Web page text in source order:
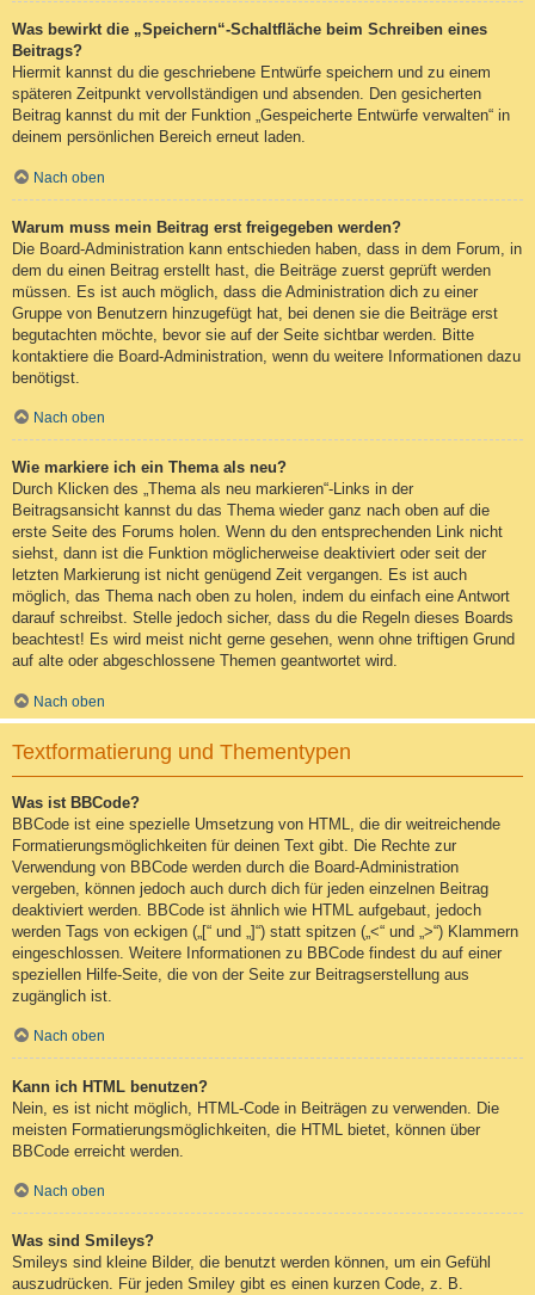
Was bewirkt die „Speichern“-Schaltfläche beim Schreiben eines
Beitrags?
Hiermit kannst du die geschriebene Entwürfe speichern und zu einem
späteren Zeitpunkt vervollständigen und absenden. Den gesicherten
Beitrag kannst du mit der Funktion „Gespeicherte Entwürfe verwalten“ in
deinem persönlichen Bereich erneut laden.
Nach oben
Warum muss mein Beitrag erst freigegeben werden?
Die Board-Administration kann entschieden haben, dass in dem Forum, in
dem du einen Beitrag erstellt hast, die Beiträge zuerst geprüft werden
müssen. Es ist auch möglich, dass die Administration dich zu einer
Gruppe von Benutzern hinzugefügt hat, bei denen sie die Beiträge erst
begutachten möchte, bevor sie auf der Seite sichtbar werden. Bitte
kontaktiere die Board-Administration, wenn du weitere Informationen dazu
benötigst.
Nach oben
Wie markiere ich ein Thema als neu?
Durch Klicken des „Thema als neu markieren“-Links in der
Beitragsansicht kannst du das Thema wieder ganz nach oben auf die
erste Seite des Forums holen. Wenn du den entsprechenden Link nicht
siehst, dann ist die Funktion möglicherweise deaktiviert oder seit der
letzten Markierung ist nicht genügend Zeit vergangen. Es ist auch
möglich, das Thema nach oben zu holen, indem du einfach eine Antwort
darauf schreibst. Stelle jedoch sicher, dass du die Regeln dieses Boards
beachtest! Es wird meist nicht gerne gesehen, wenn ohne triftigen Grund
auf alte oder abgeschlossene Themen geantwortet wird.
Nach oben
Textformatierung und Thementypen
Was ist BBCode?
BBCode ist eine spezielle Umsetzung von HTML, die dir weitreichende
Formatierungsmöglichkeiten für deinen Text gibt. Die Rechte zur
Verwendung von BBCode werden durch die Board-Administration
vergeben, können jedoch auch durch dich für jeden einzelnen Beitrag
deaktiviert werden. BBCode ist ähnlich wie HTML aufgebaut, jedoch
werden Tags von eckigen („[“ und „]“) statt spitzen („<“ und „>“) Klammern
eingeschlossen. Weitere Informationen zu BBCode findest du auf einer
speziellen Hilfe-Seite, die von der Seite zur Beitragserstellung aus
zugänglich ist.
Nach oben
Kann ich HTML benutzen?
Nein, es ist nicht möglich, HTML-Code in Beiträgen zu verwenden. Die
meisten Formatierungsmöglichkeiten, die HTML bietet, können über
BBCode erreicht werden.
Nach oben
Was sind Smileys?
Smileys sind kleine Bilder, die benutzt werden können, um ein Gefühl
auszudrücken. Für jeden Smiley gibt es einen kurzen Code, z. B.